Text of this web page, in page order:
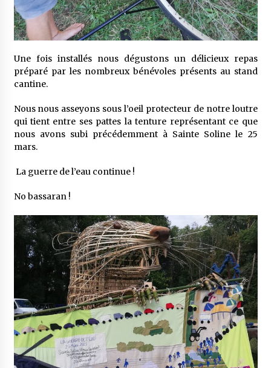
Une fois installés nous dégustons un délicieux repas
préparé par les nombreux bénévoles présents au stand
cantine.
Nous nous asseyons sous l’oeil protecteur de notre loutre
qui tient entre ses pattes la tenture représentant ce que
nous avons subi précédemment à Sainte Soline le 25
mars.
La guerre de l’eau continue !
No bassaran !